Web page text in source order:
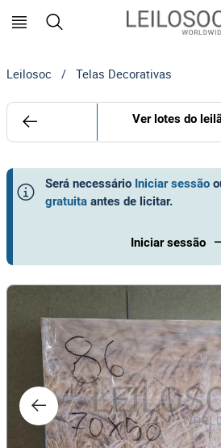
Leilosoc / Telas Decorativas
Ver lotes do
Será necessário Iniciar sessão
gratuita antes de licitar.
Iniciar sessão